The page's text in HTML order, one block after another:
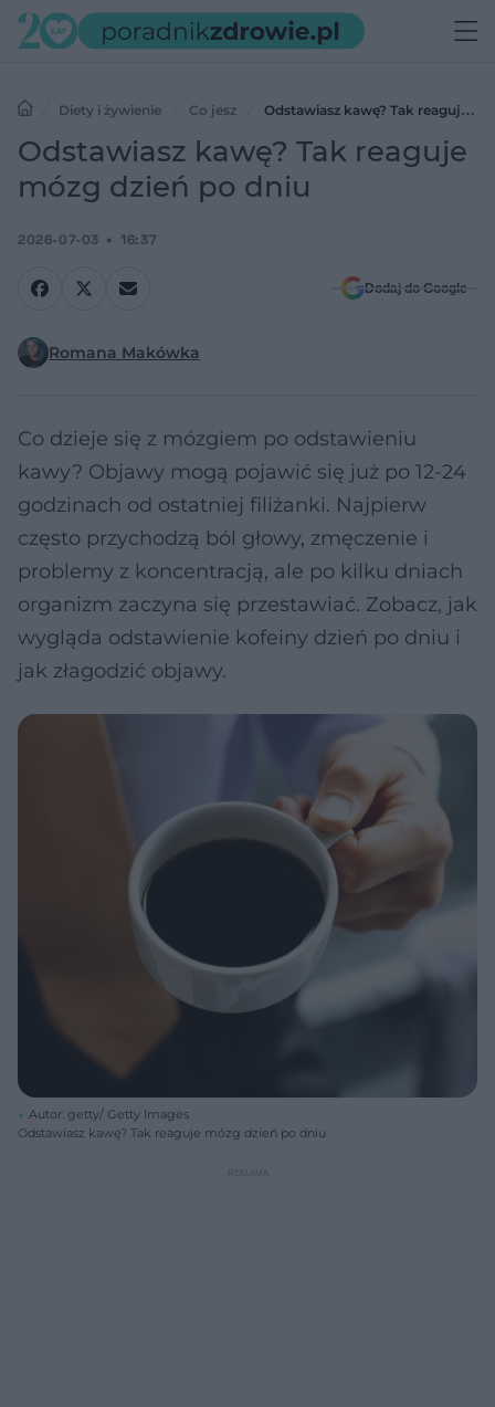
Diety i żywienie Co jesz
Odstawiasz kawę? Tak reaguje
mózg dzień po dniu
Odstawiasz kawę? Tak reaguje
mózg dzień po dniu
2026-07-03 16:37
Dodaj do Google
Romana Makówka
Co dzieje się z mózgiem po odstawieniu
kawy? Objawy mogą pojawić się już po 12-24
godzinach od ostatniej filiżanki. Najpierw
często przychodzą ból głowy, zmęczenie i
problemy z koncentracją, ale po kilku dniach
organizm zaczyna się przestawiać. Zobacz, jak
wygląda odstawienie kofeiny dzień po dniu i
jak złagodzić objawy.
Autor: getty/ Getty Images
Odstawiasz kawę? Tak reaguje mózg dzień po dniu